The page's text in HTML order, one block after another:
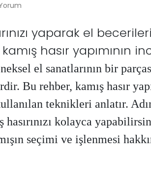
yaparak el
hasır yapımının
el sanatlarının bir
Bu rehber, kamış hasır
teknikleri anlatır.
kolayca
seçimi ve işlenmesi